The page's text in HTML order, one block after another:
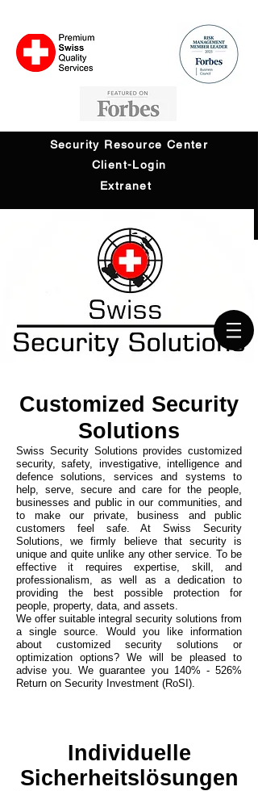
Security Resource Center
Client-Login
Extranet
Customized Security
Solutions
Swiss Security Solutions provides customized
security, safety, investigative, intelligence and
defence solutions, services and systems to
help, serve, secure and care for the people,
businesses and public in our communities, and
to make our private, business and public
customers feel safe. At Swiss Security
Solutions, we firmly believe that security is
unique and quite unlike any other service. To be
effective it requires expertise, skill, and
professionalism, as well as a dedication to
providing the best possible protection for
people, property, data, and assets.
We offer suitable integral security solutions from
a single source. Would you like information
about customized security solutions or
optimization options? We will be pleased to
advise you.We guarantee you 140% - 526%
Return on Security Investment (RoSI).
Individuelle
Sicherheitslösungen